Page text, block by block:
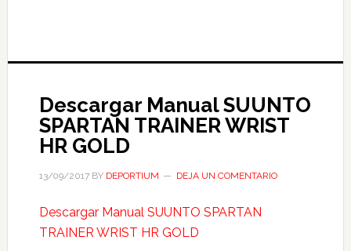
Descargar Manual SUUNTO
SPARTAN TRAINER WRIST
HR GOLD
13/09/2017BY DEPORTIUM DEJA UN COMENTARIO
Descargar Manual SUUNTO SPARTAN
TRAINER WRIST HR GOLD